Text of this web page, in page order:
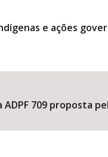
e ações
709 proposta